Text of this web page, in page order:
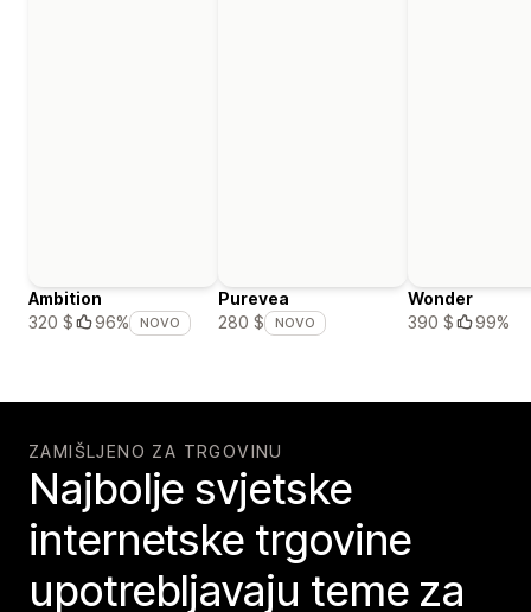
Ambition
320 $
96% NOVO
Purevea
280 $
NOVO
Wonder
390 $
99%
ZAMIŠLJENO ZA TRGOVINU
Najbolje svjetske
internetske trgovine
upotrebljavaju teme za